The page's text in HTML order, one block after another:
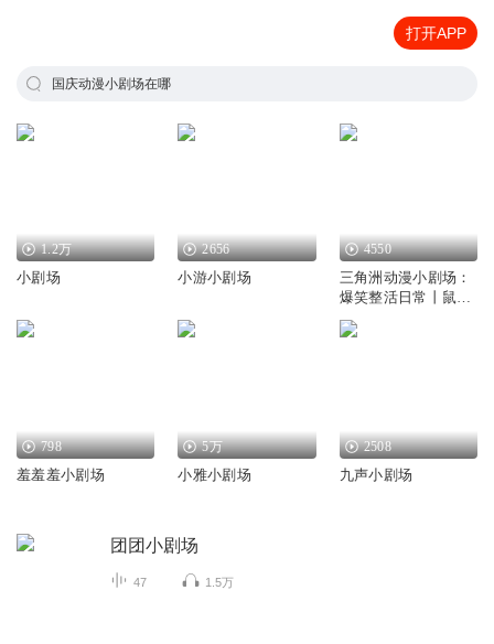
打开APP
国庆动漫小剧场在哪
1.2万
小剧场
2656
小游小剧场
4550
三角洲动漫小剧场：
爆笑整活日常丨鼠鼠
猛攻
798
羞羞羞小剧场
5万
小雅小剧场
2508
九声小剧场
团团小剧场
47 1.5万